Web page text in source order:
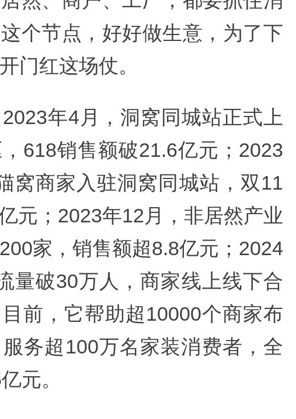
个节点，好好做生意，为了下
门红这场仗。
年4月，洞窝同城站正式上
618销售额破21.6亿元；2023
窝商家入驻洞窝同城站，双11
元；2023年12月，非居然产业
家，销售额超8.8亿元；2024
量破30万人，商家线上线下合
前，它帮助超10000个商家布
务超100万名家装消费者，全
元。